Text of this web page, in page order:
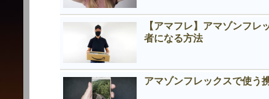
【アマフレ】アマゾンフ
者になる方法
アマゾンフレックスで使う